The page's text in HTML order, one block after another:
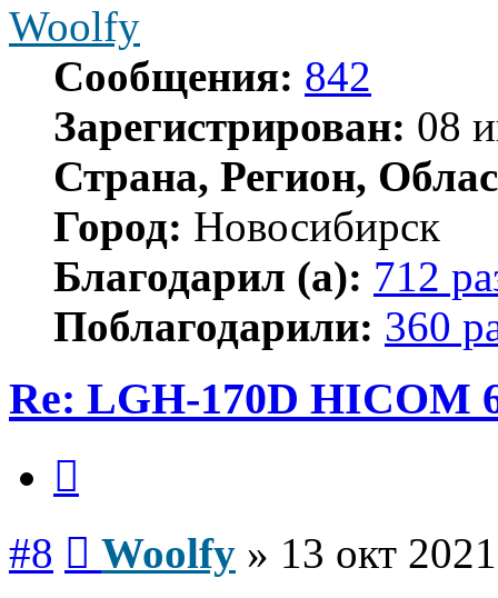
Woolfy
Сообщения: 842
Зарегистрирован: 08
Страна, Регион,
Город: Новосибирск
Благодарил (а): 712
Поблагодарили: 360
Re: LGH-170D HICOM
#8 Woolfy » 13 окт